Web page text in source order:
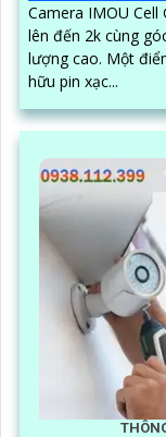
Camera IMOU Cell Go IPC-B32P-V2 với hình ảnh
lên đến 2k cùng
lượng cao. Một điểm nổi bật nữa là dòng camera này sở
hữu pin xạc...